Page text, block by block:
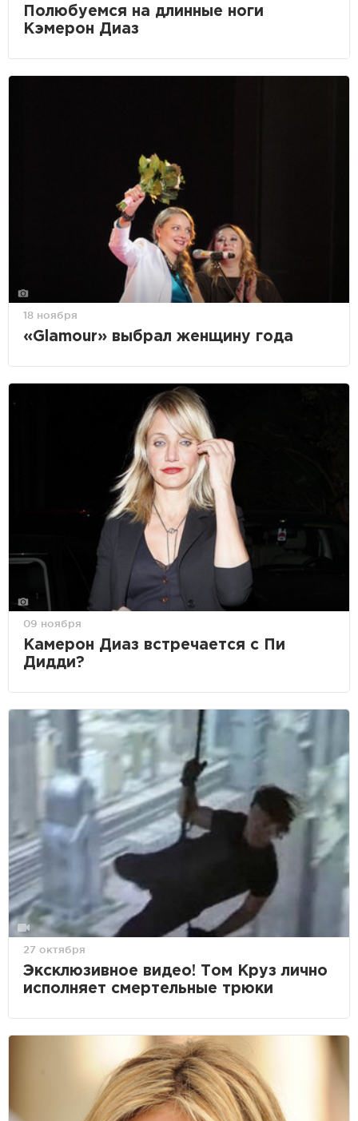
Полюбуемся на длинные ноги
Кэмерон Диаз
18 ноября
«Glamour» выбрал женщину года
09 ноября
Камерон Диаз встречается с Пи
Дидди?
27 октября
Эксклюзивное видео! Том Круз лично
исполняет смертельные трюки